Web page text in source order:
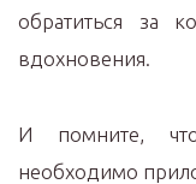
обратиться за
вдохновения.
И помните, что
необходимо